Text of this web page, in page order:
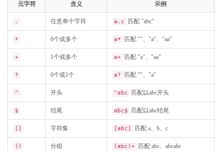
元字符 含义 示例
. 任意单个字符 a.c 匹配 "abc"
* 0个或多个 a* 匹配 ""、"a"、"aa"
+ 1个或多个 a+ 匹配 "a"、"aa"
? 0个或1个 a? 匹配 ""、"a"
^ 开头 ^abc 匹配以abc开头
$ 结尾 abc$ 匹配以abc结尾
[] 字符集 [abc] 匹配 a、b、c
() 分组 (abc)+ 匹配 abc、abcabc